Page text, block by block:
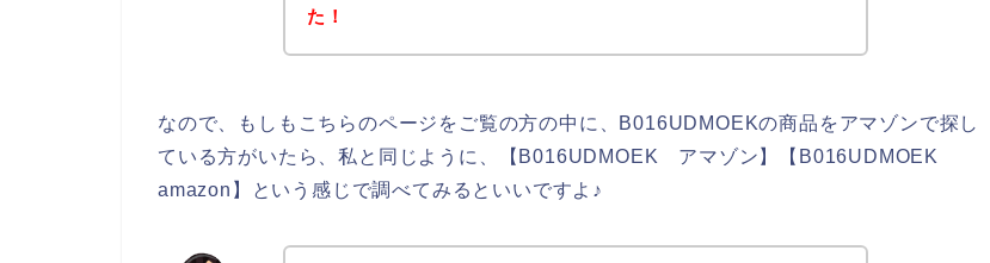
た！
なので、もしもこちらのページをご覧の方の中に、B016UDMOEKの商品をアマゾンで探し
ている方がいたら、私と同じように、【B016UDMOEK アマゾン】【B016UDMOEK
amazon】という感じで調べてみるといいですよ♪